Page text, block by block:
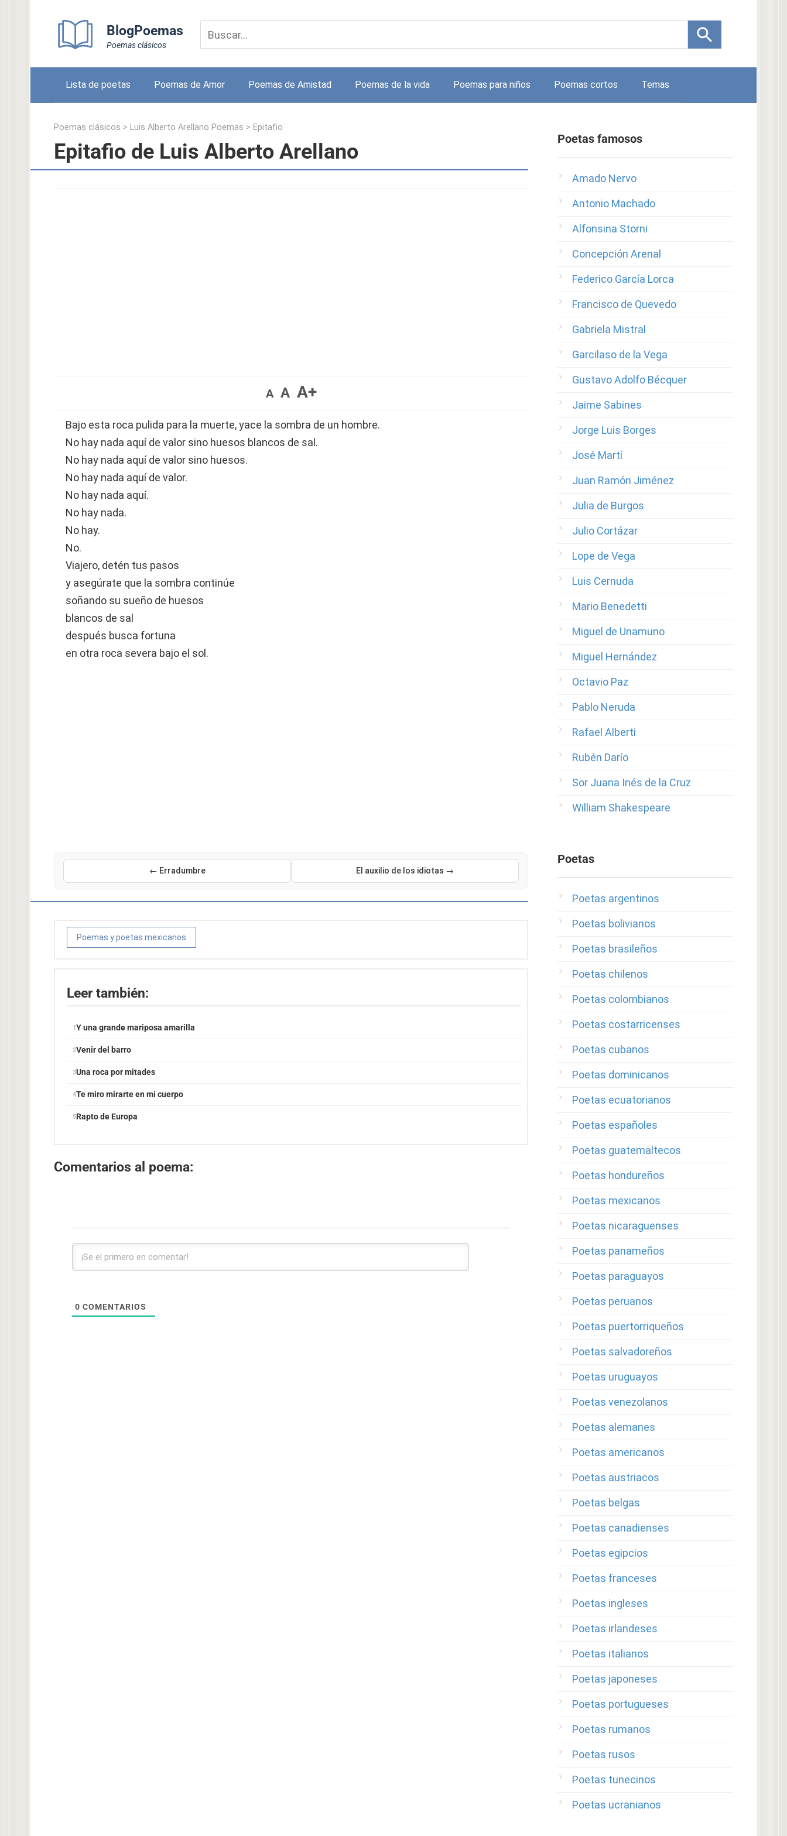
BlogPoemas
Poemas clásicos
Lista de poetas Poemas de Amor Poemas de Amistad Poemas de la vida Poemas para niños Poemas cortos Temas
Poemas clásicos > Luis Alberto Arellano Poemas > Epitafio
Epitafio de Luis Alberto Arellano
A A A+
Bajo esta roca pulida para la muerte, yace la sombra de un hombre.
No hay nada aquí de valor sino huesos blancos de sal.
No hay nada aquí de valor sino huesos.
No hay nada aquí de valor.
No hay nada aquí.
No hay nada.
No hay.
No.
Viajero, detén tus pasos
y asegúrate que la sombra continúe
soñando su sueño de huesos
blancos de sal
después busca fortuna
en otra roca severa bajo el sol.
← Erradumbre El auxilio de los idiotas →
Poemas y poetas mexicanos
Leer también:
Y una grande mariposa amarilla
Venir del barro
Una roca por mitades
Te miro mirarte en mi cuerpo
Rapto de Europa
Comentarios al poema:
0 COMENTARIOS
Poetas famosos
Amado Nervo
Antonio Machado
Alfonsina Storni
Concepción Arenal
Federico García Lorca
Francisco de Quevedo
Gabriela Mistral
Garcilaso de la Vega
Gustavo Adolfo Bécquer
Jaime Sabines
Jorge Luis Borges
José Martí
Juan Ramón Jiménez
Julia de Burgos
Julio Cortázar
Lope de Vega
Luis Cernuda
Mario Benedetti
Miguel de Unamuno
Miguel Hernández
Octavio Paz
Pablo Neruda
Rafael Alberti
Rubén Darío
Sor Juana Inés de la Cruz
William Shakespeare
Poetas
Poetas argentinos
Poetas bolivianos
Poetas brasileños
Poetas chilenos
Poetas colombianos
Poetas costarricenses
Poetas cubanos
Poetas dominicanos
Poetas ecuatorianos
Poetas españoles
Poetas guatemaltecos
Poetas hondureños
Poetas mexicanos
Poetas nicaraguenses
Poetas panameños
Poetas paraguayos
Poetas peruanos
Poetas puertorriqueños
Poetas salvadoreños
Poetas uruguayos
Poetas venezolanos
Poetas alemanes
Poetas americanos
Poetas austriacos
Poetas belgas
Poetas canadienses
Poetas egipcios
Poetas franceses
Poetas ingleses
Poetas irlandeses
Poetas italianos
Poetas japoneses
Poetas portugueses
Poetas rumanos
Poetas rusos
Poetas tunecinos
Poetas ucranianos